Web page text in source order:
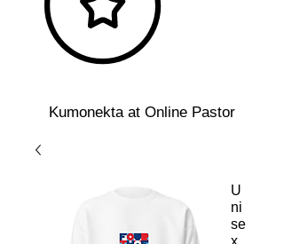
Kumonekta at Online Pastor
U
ni
se
x